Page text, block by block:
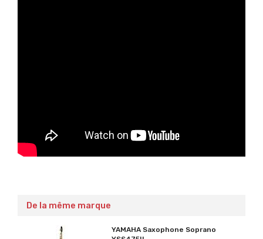
De la même marque
YAMAHA Saxophone Soprano